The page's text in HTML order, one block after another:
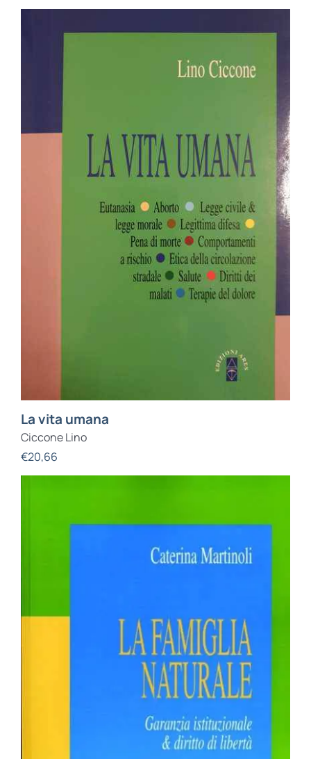
BIOGRAFIE
ATTUALITÀ
La vita umana
Ciccone Lino
€20,66